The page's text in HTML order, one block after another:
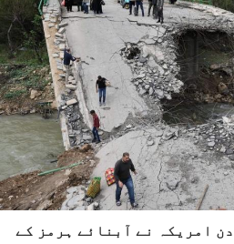
حملوں کے 52 ویں دن امریکہ نے آبنائے ہرمز کے